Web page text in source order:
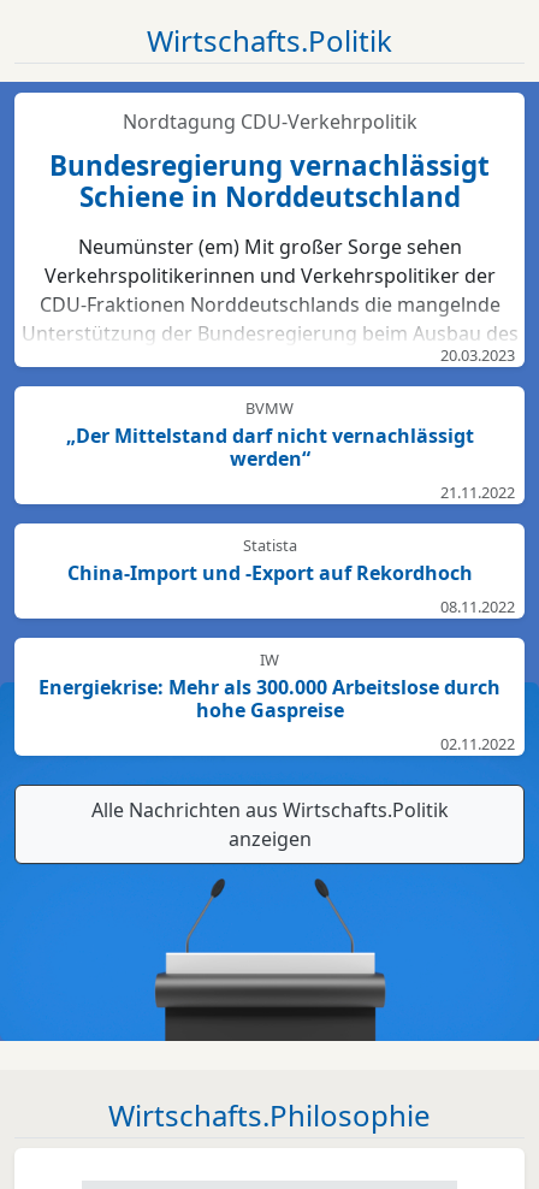
Wirtschafts.Politik
Nordtagung CDU-Verkehrpolitik
Bundesregierung vernachlässigt
Schiene in Norddeutschland
Neumünster (em) Mit großer Sorge sehen
Verkehrspolitikerinnen und Verkehrspolitiker der
CDU-Fraktionen Norddeutschlands die mangelnde
Unterstützung der Bundesregierung beim Ausbau des
Bahn-Netzes. Hartmut Bodeit, mobilitätspolitischer
Sprecher der bremischen CDUBürgerschaftsfraktion,
betont: „Die neuesten Bewertungen der DB Netz AG
lassen keinen Zweifel: Das Schienennetz ist in der
nirgendwo sonst in Deutschland. Für den Start des
Deutschlandtick...
20.03.2023
BVMW
„Der Mittelstand darf nicht vernachlässigt
werden“
21.11.2022
Statista
China-Import und -Export auf Rekordhoch
08.11.2022
IW
Energiekrise: Mehr als 300.000 Arbeitslose durch
hohe Gaspreise
02.11.2022
Alle Nachrichten aus Wirtschafts.Politik
anzeigen
Wirtschafts.Philosophie